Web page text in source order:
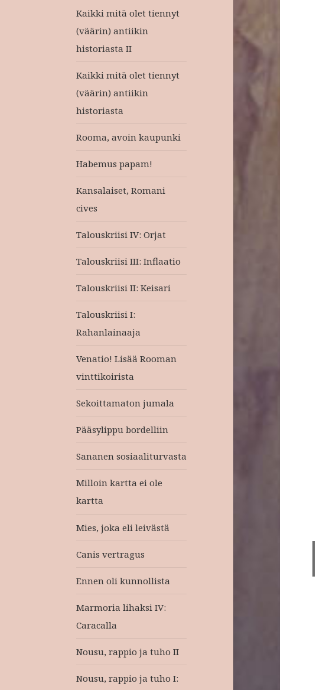
Kaikki mitä olet tiennyt
(väärin) antiikin
historiasta II
Kaikki mitä olet tiennyt
(väärin) antiikin
historiasta
Rooma, avoin kaupunki
Habemus papam!
Kansalaiset, Romani
cives
Talouskriisi IV: Orjat
Talouskriisi III: Inflaatio
Talouskriisi II: Keisari
Talouskriisi I:
Rahanlainaaja
Venatio! Lisää Rooman
vinttikoirista
Sekoittamaton jumala
Pääsylippu bordelliin
Sananen sosiaaliturvasta
Milloin kartta ei ole
kartta
Mies, joka eli leivästä
Canis vertragus
Ennen oli kunnollista
Marmoria lihaksi IV:
Caracalla
Nousu, rappio ja tuho II
Nousu, rappio ja tuho I: